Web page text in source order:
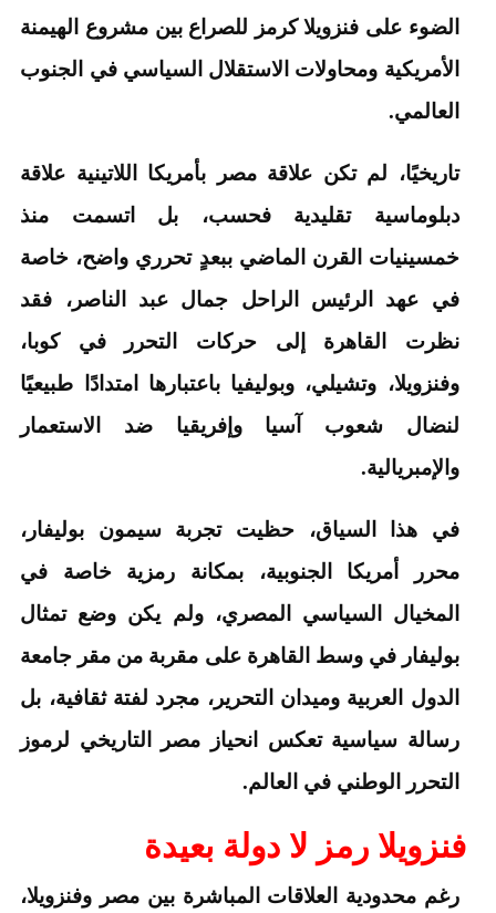
الضوء على فنزويلا كرمز للصراع بين مشروع الهيمنة
الأمريكية ومحاولات الاستقلال السياسي في الجنوب
العالمي.
تاريخيًا، لم تكن علاقة مصر بأمريكا اللاتينية علاقة
دبلوماسية تقليدية فحسب، بل اتسمت منذ
خمسينيات القرن الماضي ببعدٍ تحرري واضح، خاصة
في عهد الرئيس الراحل جمال عبد الناصر، فقد
نظرت القاهرة إلى حركات التحرر في كوبا،
وفنزويلا، وتشيلي، وبوليفيا باعتبارها امتدادًا طبيعيًا
لنضال شعوب آسيا وإفريقيا ضد الاستعمار
والإمبريالية.
في هذا السياق، حظيت تجربة سيمون بوليفار،
محرر أمريكا الجنوبية، بمكانة رمزية خاصة في
المخيال السياسي المصري، ولم يكن وضع تمثال
بوليفار في وسط القاهرة على مقربة من مقر جامعة
الدول العربية وميدان التحرير، مجرد لفتة ثقافية، بل
رسالة سياسية تعكس انحياز مصر التاريخي لرموز
التحرر الوطني في العالم.
فنزويلا رمز لا دولة بعيدة
رغم محدودية العلاقات المباشرة بين مصر وفنزويلا،